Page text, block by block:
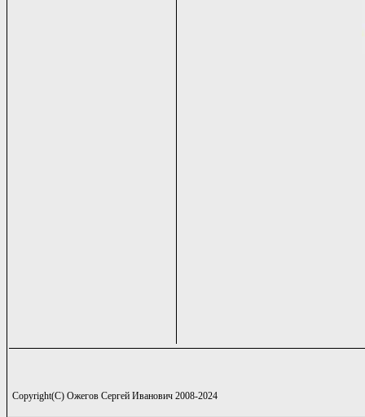
Copyright(C) Ожегов Сергей Иванович 2008-2024